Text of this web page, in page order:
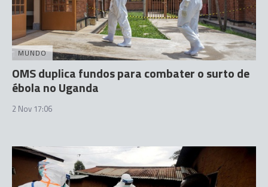
MUNDO
OMS duplica fundos para combater o surto de
ébola no Uganda
2 Nov 17:06